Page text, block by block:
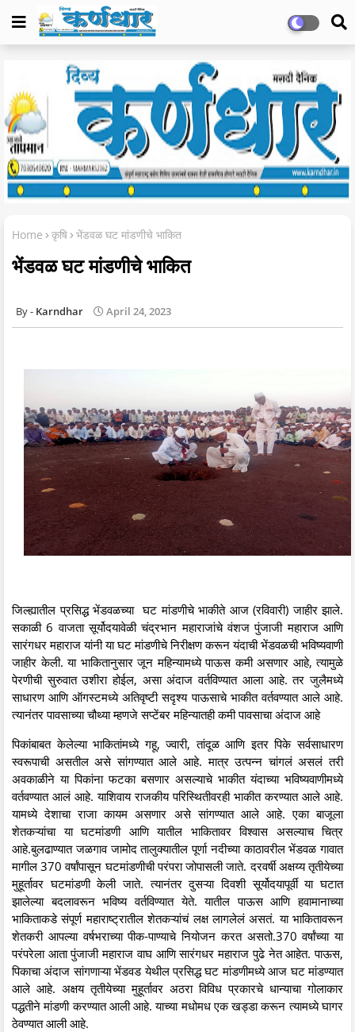
Home कृषि भेंडवळ घट मांडणीचे भाकित
भेंडवळ घट मांडणीचे भाकित
Karndhar April 24, 2023
जिल्ह्यातील प्रसिद्ध भेंडवळच्या घट मांडणीचे भाकीते आज (रविवारी) जाहीर झाले.
सकाळी 6 वाजता सूर्योदयावेळी चंद्रभान महाराजांचे वंशज पुंजाजी महाराज आणि
सारंगधर महाराज यांनी या घट मांडणीचे निरीक्षण करून यंदाची भेंडवळची भविष्यवाणी
जाहीर केली. या भाकितानुसार जून महिन्यामध्ये पाऊस कमी असणार आहे, त्यामुळे
पेरणीची सुरुवात उशीरा होईल, असा अंदाज वर्तविण्यात आला आहे. तर जुलैमध्ये
साधारण आणि ऑगस्टमध्ये अतिवृष्टी सदृश्य पाऊसाचे भाकीत वर्तवण्यात आले आहे.
त्यानंतर पावसाच्या चौथ्या म्हणजे सप्टेंबर महिन्यातही कमी पावसाचा अंदाज आहे
पिकांबाबत केलेल्या भाकितांमध्ये गहू, ज्वारी, तांदूळ आणि इतर पिके सर्वसाधारण
स्वरूपाची असतील असे सांगण्यात आले आहे. मात्र उत्पन्न चांगलं असलं तरी
अवकाळीने या पिकांना फटका बसणार असल्याचे भाकीत यंदाच्या भविष्यवाणीमध्ये
वर्तवण्यात आलं आहे. याशिवाय राजकीय परिस्थितीवरही भाकीत करण्यात आले आहे.
यामध्ये देशाचा राजा कायम असणार असे सांगण्यात आले आहे. एका बाजूला
शेतकऱ्यांचा या घटमांडणी आणि यातील भाकितावर विश्वास असल्याच चित्र
आहे.बुलढाण्यात जळगाव जामोद तालुक्यातील पूर्णा नदीच्या काठावरील भेंडवळ गावात
मागील 370 वर्षांपासून घटमांडणीची परंपरा जोपासली जाते. दरवर्षी अक्षय्य तृतीयेच्या
मुहूर्तावर घटमांडणी केली जाते. त्यानंतर दुसऱ्या दिवशी सूर्योदयापूर्वी या घटात
झालेल्या बदलावरून भविष्य वर्तविण्यात येते. यातील पाऊस आणि हवामानाच्या
भाकिताकडे संपूर्ण महाराष्ट्रातील शेतकऱ्यांचं लक्ष लागलेलं असतं. या भाकितावरून
शेतकरी आपल्या वर्षभराच्या पीक-पाण्याचे नियोजन करत असतो.370 वर्षांच्या या
परंपरेला आता पुंजाजी महाराज वाघ आणि सारंगधर महाराज पुढे नेत आहेत. पाऊस,
पिकाचा अंदाज सांगणाऱ्या भेंडवड येथील प्रसिद्ध घट मांडणीमध्ये आज घट मांडण्यात
आले आहे. अक्षय तृतीयेच्या मुहूर्तावर अठरा विविध प्रकारचे धान्याचा गोलाकार
पद्धतीने मांडणी करण्यात आली आहे. याच्या मधोमध एक खड्डा करून त्यामध्ये घागर
ठेवण्यात आली आहे.